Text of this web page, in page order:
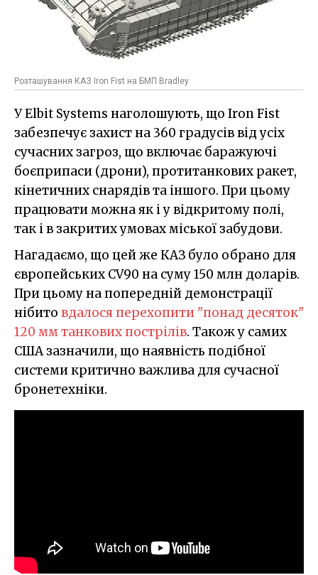
Розташування КАЗ Iron Fist на БМП Bradley
У Elbit Systems наголошують, що Iron Fist
забезпечує захист на 360 градусів від усіх
сучасних загроз, що включає баражуючі
боєприпаси (дрони), протитанкових ракет,
кінетичних снарядів та іншого. При цьому
працювати можна як і у відкритому полі,
так і в закритих умовах міської забудови.
Нагадаємо, що цей же КАЗ було обрано для
європейських CV90 на суму 150 млн доларів.
При цьому на попередній демонстрації
нібито вдалося перехопити "понад десяток"
120 мм танкових пострілів. Також у самих
США зазначили, що наявність подібної
системи критично важлива для сучасної
бронетехніки.